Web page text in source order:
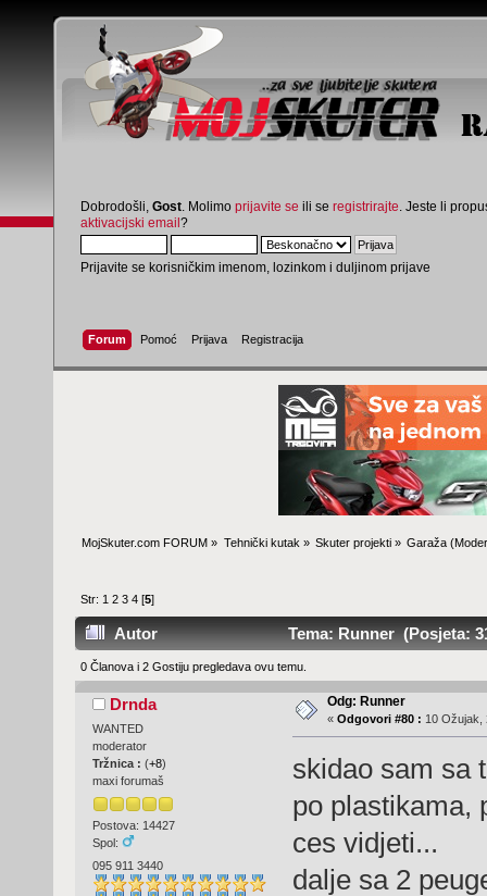
Dobrodošli, Gost . Molimo prijavite se ili se registrirajte . Jeste li
aktivacijski email?
Prijavite se korisničkim imenom, lozinkom i duljinom prijave
Forum Pomoć Prijava Registracija
MojSkuter.com FORUM » Tehnički kutak » Skuter projekti» Garaža
Str: 1 2 3 4 [5]
Autor Tema: Runner (Posjeta:
0 Članova i 2 Gostiju pregledava ovu temu.
Drnda
WANTED
moderator
Tržnica : (+8)
maxi forumaš
Postova: 14427
Spol:
095 911 3440
Odg: Runner
« Odgovori #80 : 10 Ožujak,
skidao sam sa
po plastikama,
ces vidjeti...
dalje sa 2